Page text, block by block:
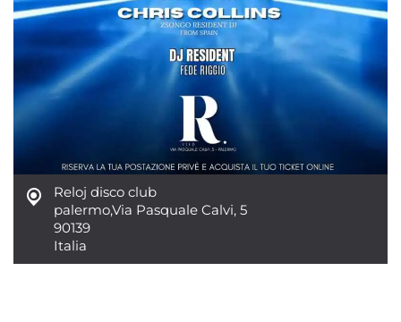
Reloj disco club
palermo,Via Pasquale Calvi, 5
90139
Italia